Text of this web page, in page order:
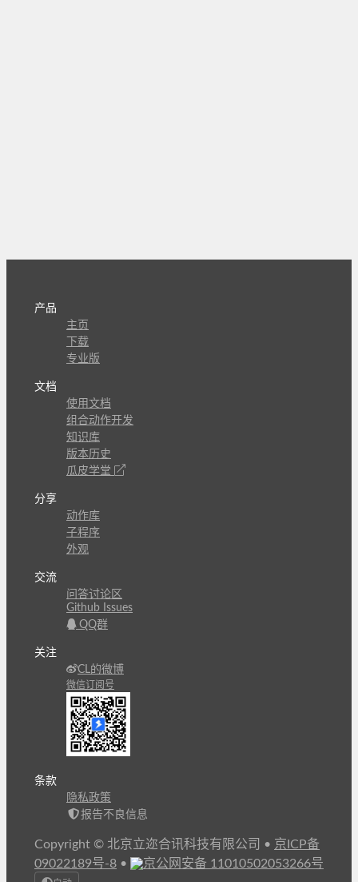
产品
主页
下载
专业版
文档
使用文档
组合动作开发
知识库
版本历史
瓜皮学堂
分享
动作库
子程序
外观
交流
问答讨论区
Github Issues
QQ群
关注
CL的微博
微信订阅号
条款
隐私政策
报告不良信息
Copyright © 北京立迩合讯科技有限公司 • 京ICP备
09022189号-8 • 京公网安备 11010502053266号